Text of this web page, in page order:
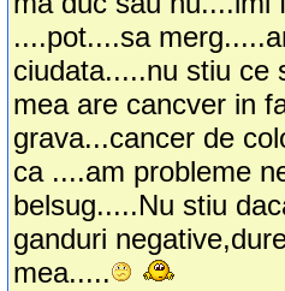
....pot....sa
ciudata.....nu stiu ce
mea are cancver in
grava...cancer de
ca ....am probleme
belsug.....Nu stiu
ganduri
mea.....